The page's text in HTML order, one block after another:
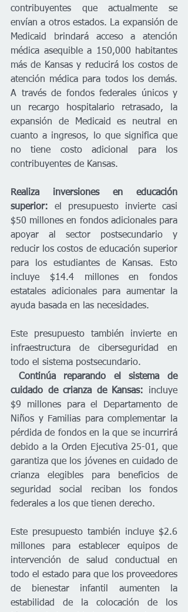
contribuyentes que actualmente se
envían a otros estados. La expansión de
Medicaid brindará acceso a atención
médica asequible a 150,000 habitantes
más de Kansas y reducirá los costos de
atención médica para todos los demás.
A través de fondos federales únicos y
un recargo hospitalario retrasado, la
expansión de Medicaid es neutral en
cuanto a ingresos, lo que significa que
no tiene costo adicional para los
contribuyentes de Kansas.
Realiza inversiones en educación
superior: el presupuesto invierte casi
$50 millones en fondos adicionales para
apoyar al sector postsecundario y
reducir los costos de educación superior
para los estudiantes de Kansas. Esto
incluye $14.4 millones en fondos
estatales adicionales para aumentar la
ayuda basada en las necesidades.
Este presupuesto también invierte en
infraestructura de ciberseguridad en
todo el sistema postsecundario.
Continúa reparando el sistema de
cuidado de crianza de Kansas: incluye
$9 millones para el Departamento de
Niños y Familias para complementar la
pérdida de fondos en la que se incurrirá
debido a la Orden Ejecutiva 25-01, que
garantiza que los jóvenes en cuidado de
crianza elegibles para beneficios de
seguridad social reciban los fondos
federales a los que tienen derecho.
Este presupuesto también incluye $2.6
millones para establecer equipos de
intervención de salud conductual en
todo el estado para que los proveedores
de bienestar infantil aumenten la
estabilidad de la colocación de los